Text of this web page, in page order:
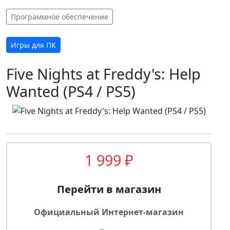
Программное обеспечение
Игры для ПК
Five Nights at Freddy's: Help
Wanted (PS4 / PS5)
1 999 ₽
Перейти в магазин
Официальный Интернет-магазин